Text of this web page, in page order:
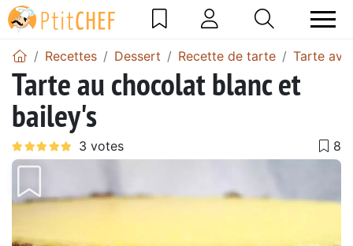
Recettes Dessert Recette de tarte Tarte
Tarte au chocolat blanc et
bailey's